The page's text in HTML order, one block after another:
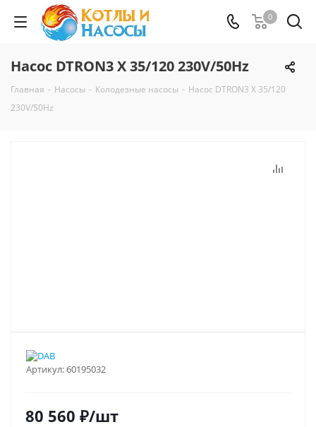
0
Насос DTRON3 X 35/120 230V/50Hz
Главная - Насосы - Колодезные насосы - Насос DTRON3 X 35/120
230V/50Hz
Артикул:60195032
80 560 ₽/шт